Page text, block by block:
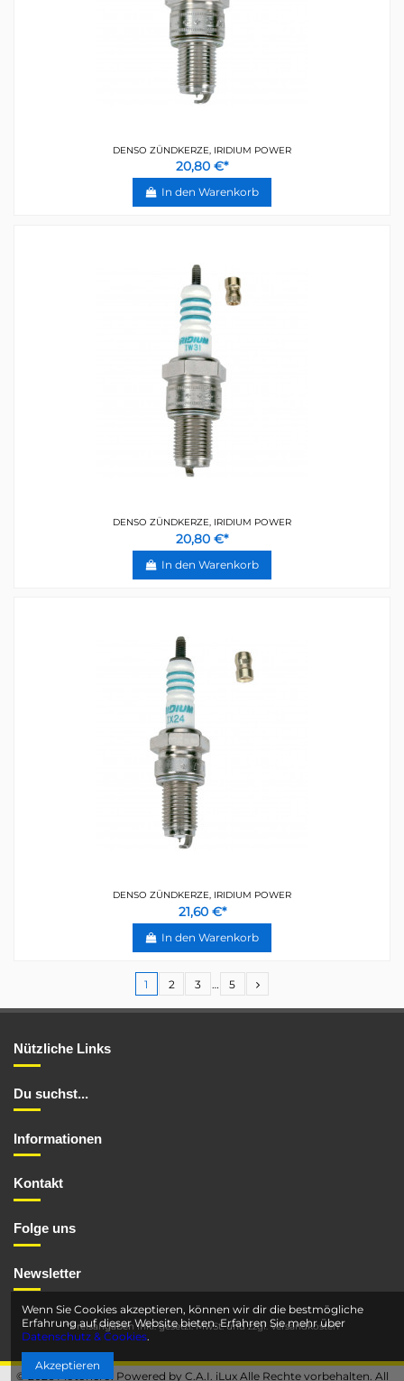
DENSO ZÜNDKERZE, IRIDIUM POWER
20,80 €*
In den Warenkorb
DENSO ZÜNDKERZE, IRIDIUM POWER
20,80 €*
In den Warenkorb
DENSO ZÜNDKERZE, IRIDIUM POWER
21,60 €*
In den Warenkorb
1 2 3 … 5
Nützliche Links
Du suchst...
Informationen
Kontakt
Folge uns
Newsletter
*Preisangaben inkl. gesetzl. MwSt. undzzgl. Versandkosten
© 2026 Motohero. Powered by C.A.I. iLux Alle Rechte vorbehalten. All
Wenn Sie Cookies akzeptieren, können wir dir die bestmögliche
Erfahrung auf dieser Website bieten. Erfahren Sie mehr über
Datenschutz & Cookies.
Akzeptieren